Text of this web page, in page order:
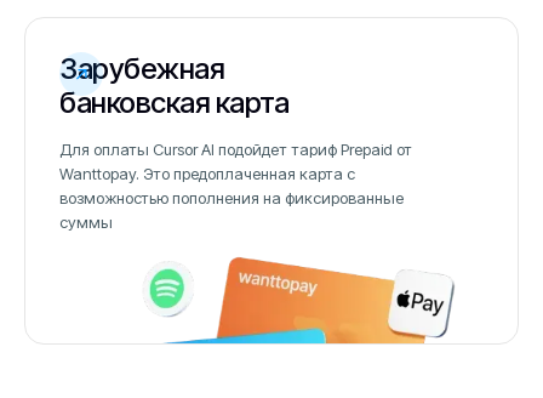
Зарубежная
банковская карта
Для оплаты Cursor AI подойдет тариф Prepaid от
Wanttopay. Это предоплаченная карта с
возможностью пополнения на фиксированные
суммы